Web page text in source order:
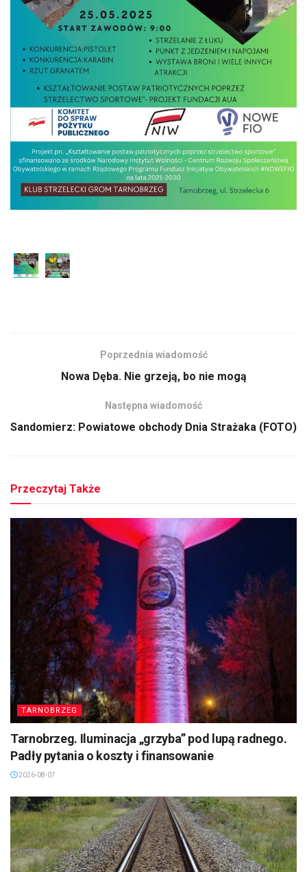
Poprzednia wiadomość
Nowa Dęba. Nie grzeją, bo nie mogą
Następna wiadomość
Sandomierz: Powiatowe obchody Dnia Strażaka (FOTO)
Przeczytaj Także
TARNOBRZEG
Tarnobrzeg. Iluminacja „grzyba” pod lupą radnego.
Padły pytania o koszty i finansowanie
2026-08-07